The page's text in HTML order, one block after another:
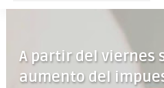
A partir del viernes
aumento del